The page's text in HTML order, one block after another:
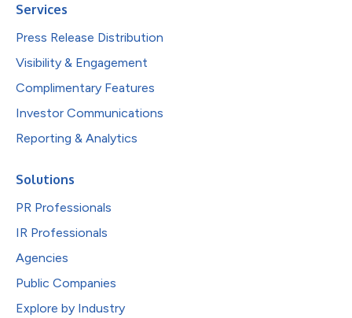
Services
Press Release Distribution
Visibility & Engagement
Complimentary Features
Investor Communications
Reporting & Analytics
Solutions
PR Professionals
IR Professionals
Agencies
Public Companies
Explore by Industry